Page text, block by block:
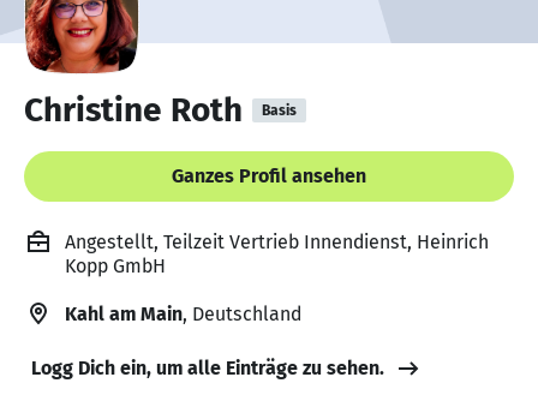
Christine Roth Basis
Ganzes Profil ansehen
Angestellt, Teilzeit Vertrieb Innendienst, Heinrich
Kopp GmbH
Kahl am Main, Deutschland
Logg Dich ein, um alle Einträge zu sehen.